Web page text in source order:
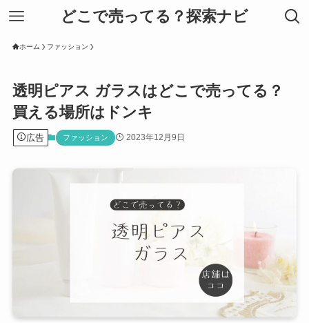
どこで売ってる？探索ナビ
ホーム ファッション
透明ピアス ガラスはどこで売ってる？
買える場所はドンキ
広告 ファッション 2023年12月9日